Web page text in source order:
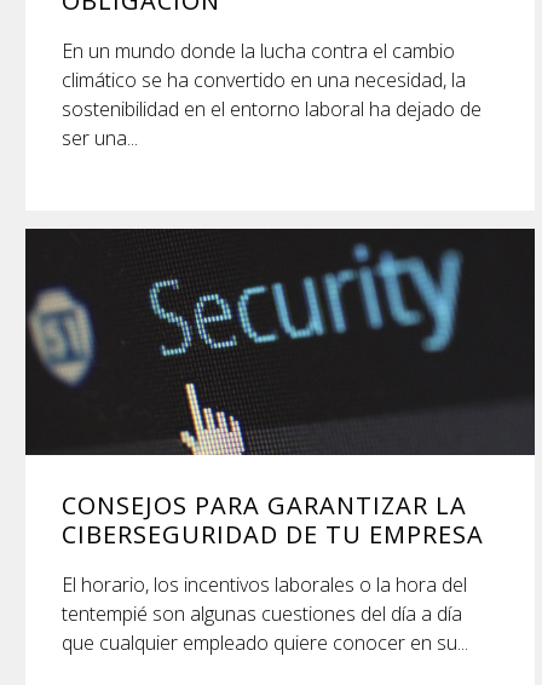
En un mundo donde la lucha contra el cambio
climático se ha convertido en una necesidad, la
sostenibilidad en el entorno laboral ha dejado de
ser una...
CONSEJOS PARA GARANTIZAR LA
CIBERSEGURIDAD DE TU EMPRESA
El horario, los incentivos laborales o la hora del
tentempié son algunas cuestiones del día a día
que cualquier empleado quiere conocer en su...